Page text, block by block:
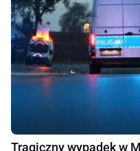
Tragiczny wypadek w